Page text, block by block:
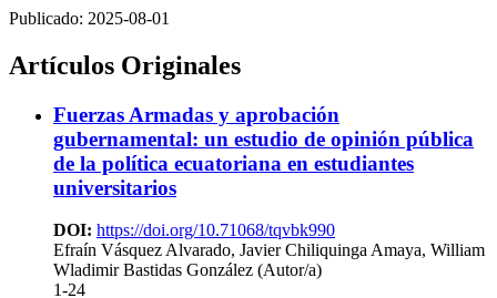
Publicado: 2025-08-01
Artículos Originales
Fuerzas Armadas y aprobación
gubernamental: un estudio de opinión pública
de la política ecuatoriana en estudiantes
universitarios
DOI: https://doi.org/10.71068/tqvbk990
Efraín Vásquez Alvarado, Javier Chiliquinga Amaya, William
Wladimir Bastidas González (Autor/a)
1-24